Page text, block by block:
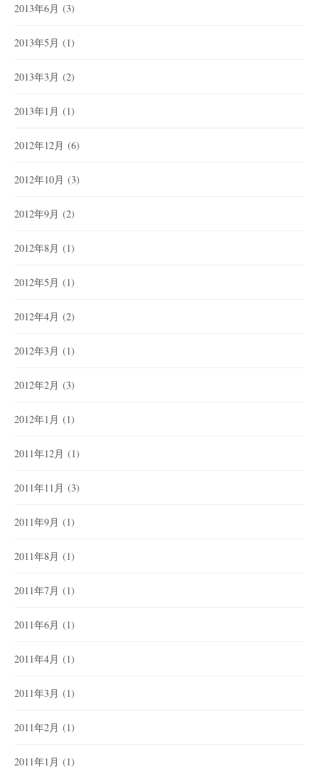
2013年6月 (3)
2013年5月 (1)
2013年3月 (2)
2013年1月 (1)
2012年12月 (6)
2012年10月 (3)
2012年9月 (2)
2012年8月 (1)
2012年5月 (1)
2012年4月 (2)
2012年3月 (1)
2012年2月 (3)
2012年1月 (1)
2011年12月 (1)
2011年11月 (3)
2011年9月 (1)
2011年8月 (1)
2011年7月 (1)
2011年6月 (1)
2011年4月 (1)
2011年3月 (1)
2011年2月 (1)
2011年1月 (1)